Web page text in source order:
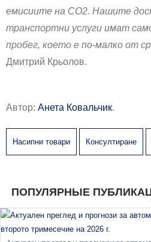
емисиите на CO2. Нашите
транспортни услуги имат
пробег, което е по-малко от
Дмитрий Крьолов.
Автор: Анета Ковальчик.
Насипни товари Консултиране
ПОПУЛЯРНЫЕ